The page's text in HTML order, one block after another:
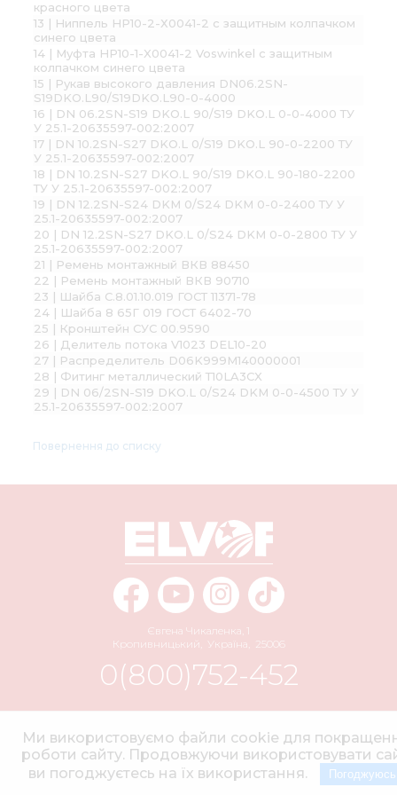
красного цвета
13 | Ниппель НР10-2-Х0041-2 с защитным колпачком
синего цвета
14 | Муфта HP10-1-X0041-2 Voswinkel с защитным
колпачком синего цвета
15 | Рукав высокого давления DN06.2SN-
S19DKO.L90/S19DKO.L90-0-4000
16 | DN 06.2SN-S19 DKO.L 90/S19 DKO.L 0-0-4000 ТУ
У 25.1-20635597-002:2007
17 | DN 10.2SN-S27 DKO.L 0/S19 DKO.L 90-0-2200 ТУ
У 25.1-20635597-002:2007
18 | DN 10.2SN-S27 DKO.L 90/S19 DKO.L 90-180-2200
ТУ У 25.1-20635597-002:2007
19 | DN 12.2SN-S24 DKM 0/S24 DKM 0-0-2400 ТУ У
25.1-20635597-002:2007
20 | DN 12.2SN-S27 DKO.L 0/S24 DKM 0-0-2800 ТУ У
25.1-20635597-002:2007
21 | Ремень монтажный ВКВ 88450
22 | Ремень монтажный ВКВ 90710
23 | Шайба С.8.01.10.019 ГОСТ 11371-78
24 | Шайба 8 65Г 019 ГОСТ 6402-70
25 | Кронштейн СУС 00.9590
26 | Делитель потока V1023 DEL10-20
27 | Распределитель D06K999M140000001
28 | Фитинг металлический Т10LA3CX
29 | DN 06/2SN-S19 DKO.L 0/S24 DKM 0-0-4500 ТУ У
25.1-20635597-002:2007
Повернення до списку
Євгена Чикаленка, 1
Кропивницький
Україна 25006
0(800)752-452
info@elvorti.com
© 2004–2026 АТ «ЕЛЬВОРТІ» Усі права захищено.
Ми використовуємо файли cookie для
роботи сайту. Продовжуючи використовувати
ви погоджуєтесь на їх використання.
Погоджуюсь